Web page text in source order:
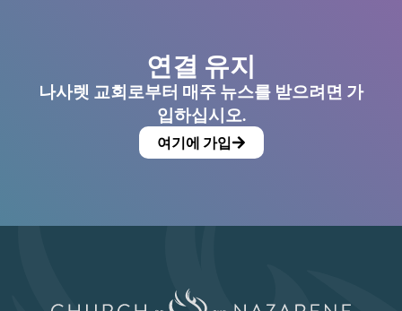
연결 유지
나사렛 교회로부터 매주 뉴스를 받으려면 가
입하십시오.
여기에 가입